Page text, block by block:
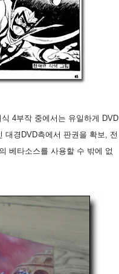
4부작 중에서는 유일하게 DVD
대경DVD측에서 판권을 확보, 전
베타소스를 사용할 수 밖에 없